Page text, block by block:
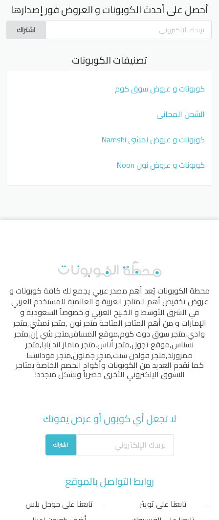
أحصل على أحدث الكوبونات و العروض فور إصدارها
اشتراك
تصنيفات الكوبونات
كوبونات و عروض سوق كوم
الشحن المجاني
كوبونات و عروض نمشي Namshi
كوبونات و عروض نون Noon
محطة الكوبوناتيُعد أهم مصدر عربي يجمع لك كافة كوبونات و
عروض تخفيض أهم المتاجر العربية و العالمية للمستخدم العربي
في الشرق الأوسط و الخليج العربي و خصوصاً السعودية و
الإمارات و من أهم المتاجر المتاحةمتجر نون,متجر نمشي,متجر
وادي,متجر سوق دوت كوم,موقع المسافر,متجر شي إن,متجر
نسناس,موقع تجول,متجر أناس,متجر ماماز اند بابا,متجر
ممزورلد,متجر قولدن سنت,متجر جملون,متجر مودانيسا
كما نقدم العديد من الكوبونات وأكواد الخصم الخاصة بمتاجر
التسوق الإلكتروني الأخرى حصرياً وبشكل متجدد!
لا تجعل أي كوبون أو عرض يفوتك
اشتراك
روابط التواصل بالموقع
تابعنا على تويتر
تابعنا على جوجل بلس